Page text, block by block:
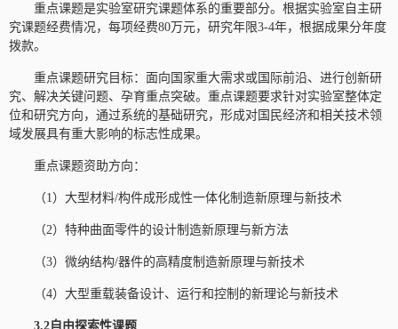
重点课题是实验室研究课题体系的重要部分。根据实验室自主研
究课题经费情况，每项经费80万元，研究年限3-4年，根据成果分年度
拨款。
重点课题研究目标：面向国家重大需求或国际前沿、进行创新研
究、解决关键问题、孕育重点突破。重点课题要求针对实验室整体定
位和研究方向，通过系统的基础研究，形成对国民经济和相关技术领
域发展具有重大影响的标志性成果。
重点课题资助方向：
（1）大型材料/构件成形成性一体化制造新原理与新技术
（2）特种曲面零件的设计制造新原理与新方法
（3）微纳结构/器件的高精度制造新原理与新技术
（4）大型重载装备设计、运行和控制的新理论与新技术
3.2自由探索性课题